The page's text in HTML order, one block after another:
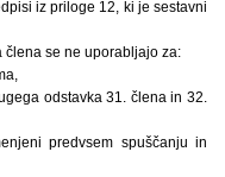
iz priloge 12, ki je sestavni
člena se ne uporabljajo za:
odstavka 31. člena in 32.
predvsem spuščanju in